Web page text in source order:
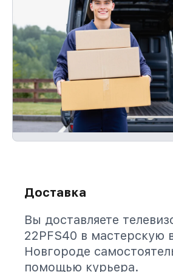
Доставка
Вы доставляете
22PFS40 в мастерскую
Новгороде
помощью курьера.